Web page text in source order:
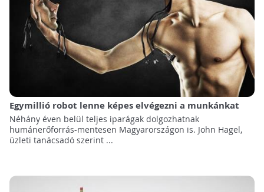
Egymillió robot lenne képes elvégezni a munkánkat
Néhány éven belül teljes iparágak dolgozhatnak
humánerőforrás-mentesen Magyarországon is. John Hagel,
üzleti tanácsadó szerint ...